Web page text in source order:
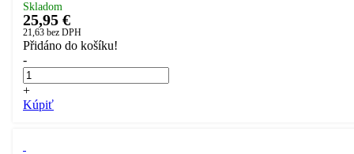
Skladom
25,95 €
21,63 bez DPH
Přidáno do košíku!
-
+
Kúpiť